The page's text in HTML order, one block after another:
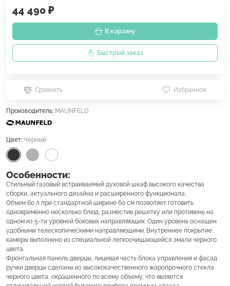
44 490 ₽
В корзину
Быстрый заказ
Сравнить Избранное
Производитель: MAUNFELD
Цвет: Черный
Особенности:
Стильный газовый встраиваемый духовой шкаф высокого качества
сборки, актуального дизайна и расширенного функционала.
Объем 60 л при стандартной ширине 60 см позволяет готовить
одновременно несколько блюд, разместив решетку или противень на
одном из 5-ти уровней боковых направляющих. Один уровень оснащен
удобными телескопическими направляющими. Внутреннее покрытие
камеры выполнено из специальной легкоочищающейся эмали черного
цвета.
Фронтальная панель дверцы, лицевая часть блока управления и фасад
ручки дверцы сделаны из высококачественного жаропрочного стекла
черного цвета, окрашенного по всему объему, что является